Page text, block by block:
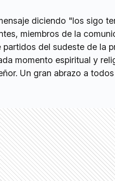
diciendo "los sigo
miembros de la
del sudeste de la
momento espiritual y
Un gran abrazo a